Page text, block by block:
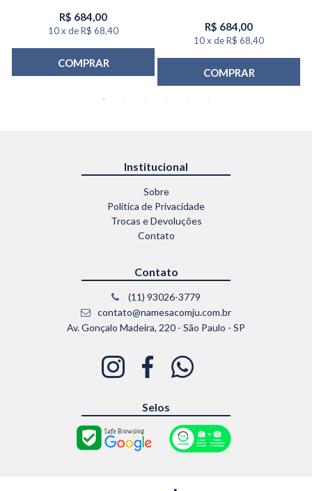
R$ 684,00
10x deR$ 68,40
COMPRAR
R$ 684,00
10x deR$ 68,40
COMPRAR
Institucional
Sobre
Política de Privacidade
Trocas e Devoluções
Contato
Contato
(11) 93026-3779
contato@namesacomju.com.br
Av. Gonçalo Madeira, 220 - São Paulo - SP
Selos